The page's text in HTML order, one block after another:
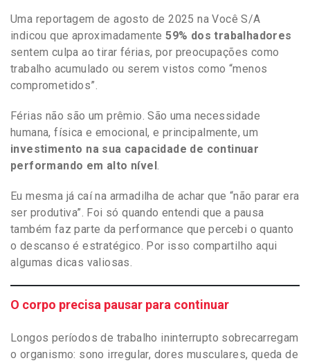
Uma reportagem de agosto de 2025 na Você S/A
indicou que aproximadamente59% dos trabalhadores
sentem culpa ao tirar férias, por preocupações como
trabalho acumulado ou serem vistos como “menos
comprometidos”.
Férias não são um prêmio. São uma necessidade
humana, física e emocional, e principalmente, um
investimento na sua capacidade de continuar
performando em alto nível
Eu mesma já caí na armadilha de achar que “não parar era
ser produtiva”. Foi só quando entendi que a pausa
também faz parte da performance que percebi o quanto
o descanso é estratégico. Por isso compartilho aqui
algumas dicas valiosas.
O corpo precisa pausar para continuar
Longos períodos de trabalho ininterrupto sobrecarregam
o organismo: sono irregular, dores musculares, queda de